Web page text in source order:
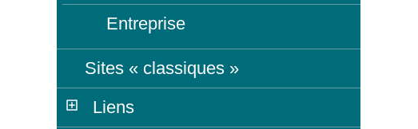
Entreprise
Sites « classiques »
Liens